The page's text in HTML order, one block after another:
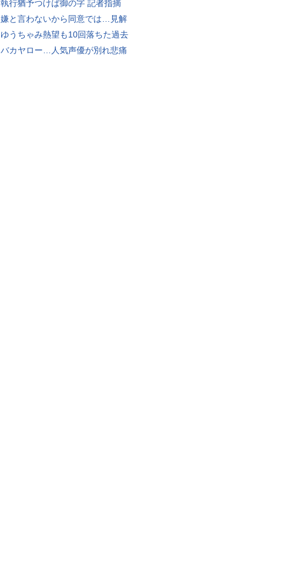
執行猶予つけば御の字 記者指摘
嫌と言わないから同意では…見解
ゆうちゃみ熱望も10回落ちた過去
バカヤロー…人気声優が別れ悲痛